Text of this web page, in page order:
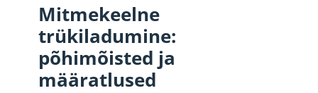
Mitmekeelne
trükiladumine:
põhimõisted ja
määratlused